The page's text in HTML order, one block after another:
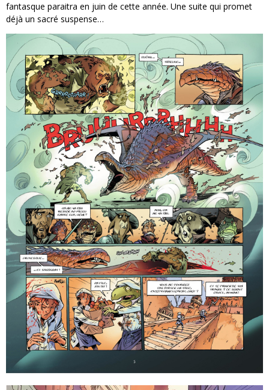
fantasque paraitra en juin de cette année. Une suite qui promet
déjà un sacré suspense…